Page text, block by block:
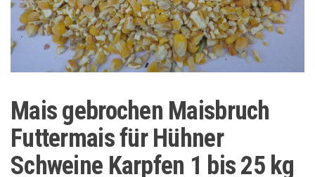
Mais gebrochen Maisbruch
Futtermais für Hühner
Schweine Karpfen 1 bis 25 kg